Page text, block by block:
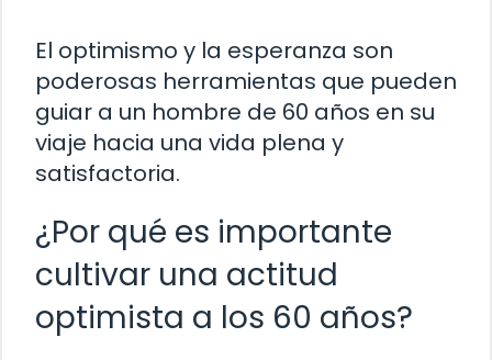
El optimismo y la esperanza son
poderosas herramientas que pueden
guiar a un hombre de 60 años en su
viaje hacia una vida plena y
satisfactoria.
¿Por qué es importante
cultivar una actitud
optimista a los 60 años?